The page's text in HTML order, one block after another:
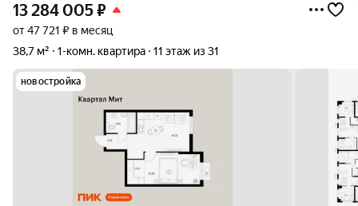
13 284 005₽
от 47 721 ₽ в месяц
38,7 м²
1-комн. квартира 11 этаж из 31
новостройка